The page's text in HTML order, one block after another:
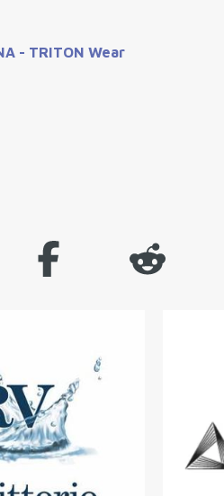
- TRITON Wear